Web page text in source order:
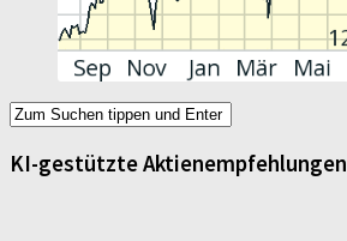
KI-gestützte Aktienempfehlungen